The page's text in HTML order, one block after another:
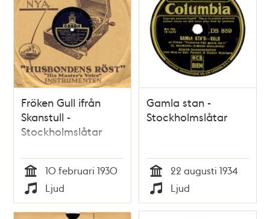
Fröken Gull ifrån
Skanstull -
Stockholmslåtar
Tid
10 februari 1930
Typ
Ljud
Gamla stan -
Stockholmslåtar
Tid
22 augusti 1934
Typ
Ljud